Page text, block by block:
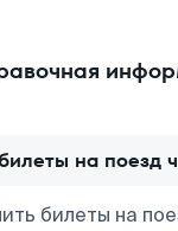
на поезд
билеты на